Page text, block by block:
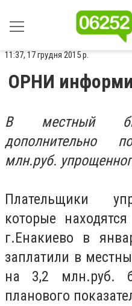
11:37, 17 грудня 2015 р.
ОРНИ
В местный
дополнительно
млн.руб.
Плательщики
которые
г.Енакиево в
заплатили в
на 3,2 млн.руб.
планового